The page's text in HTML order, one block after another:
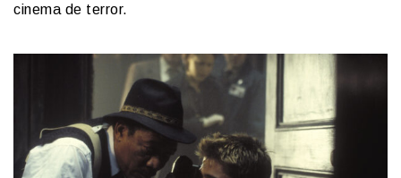
cinema de terror.